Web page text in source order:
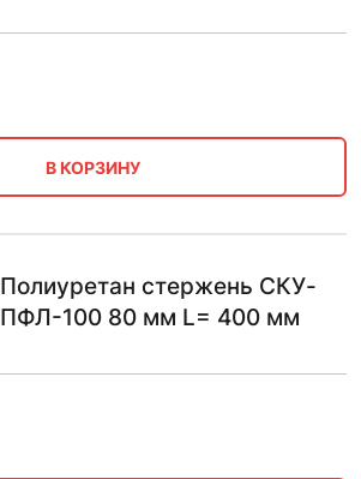
В КОРЗИНУ
Полиуретан стержень СКУ-
ПФЛ-100 80 мм L= 400 мм